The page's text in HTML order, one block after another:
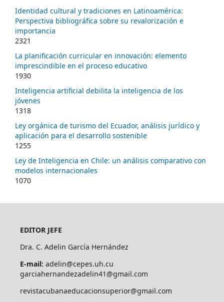
Identidad cultural y tradiciones en Latinoamérica:
Perspectiva bibliográfica sobre su revalorización e
importancia
2321
La planificación curricular en innovación: elemento
imprescindible en el proceso educativo
1930
Inteligencia artificial debilita la inteligencia de los
jóvenes
1318
Ley orgánica de turismo del Ecuador, análisis jurídico y
aplicación para el desarrollo sostenible
1255
Ley de Inteligencia en Chile: un análisis comparativo con
modelos internacionales
1070
EDITOR JEFE
Dra. C. Adelin García Hernández
E-mail: adelin@cepes.uh.cu
garciahernandezadelin41@gmail.com
revistacubanaeducacionsuperior@gmail.com